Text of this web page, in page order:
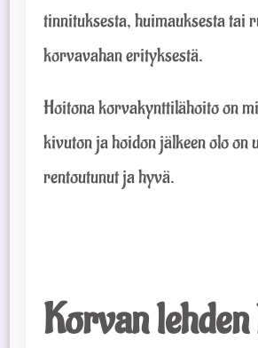
tinnituksesta, huimauksesta tai
korvavahan erityksestä.
Hoitona korvakynttilähoito on
kivuton ja hoidon jälkeen olo on
rentoutunut ja hyvä.
Korvan